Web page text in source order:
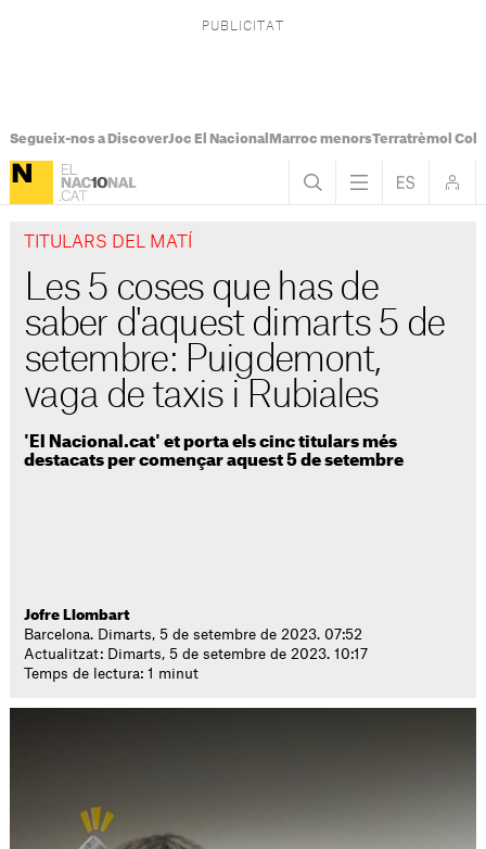
Segueix-nos a DiscoverJoc El Nacional Marroc menorsTerratrèmol
TITULARS DEL MATÍ
Les 5 coses que has de
saber d'aquest dimarts 5 de
setembre: Puigdemont,
vaga de taxis i Rubiales
'El Nacional.cat' et porta els cinc titulars més
destacats per començar aquest 5 de setembre
Jofre Llombart
Barcelona. Dimarts, 5 de setembre de 2023. 07:52
Actualitzat: Dimarts, 5 de setembre de 2023. 10:17
Temps de lectura: 1 minut